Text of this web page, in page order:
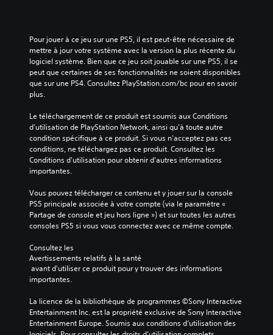
Pour jouer à ce jeu sur une PS5, il est peut-être nécessaire de
mettre à jour votre système avec la version la plus récente du
logiciel système. Bien que ce jeu soit jouable sur une PS5, il se
peut que certaines de ses fonctionnalités ne soient disponibles
que sur une PS4. Consultez PlayStation.com/bc pour en savoir
plus.
Le téléchargement de ce produit est soumis aux Conditions
d'utilisation de PlayStation Network, ainsi qu'à toute autre
condition spécifique à ce produit. Si vous n'acceptez pas ces
conditions, ne téléchargez pas ce produit. Consultez les
Conditions d'utilisation pour obtenir d'autres informations
importantes.
Vous pouvez télécharger ce contenu et y jouer sur la console
PS5 principale associée à votre compte (via le paramètre «
Partage de console et jeu hors ligne ») et sur toutes les autres
consoles PS5 si vous vous connectez avec ce même compte.
Consultez les
Avertissements relatifs à la santé
importantes.
La licence de la bibliothèque de programmes ©Sony Interactive
Entertainment Inc. est la propriété exclusive de Sony Interactive
Entertainment Europe. Soumis aux conditions d’utilisation des